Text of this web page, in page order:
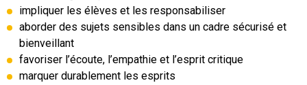
impliquer les élèves et les responsabiliser
aborder des sujets sensibles dans un cadre sécurisé et
bienveillant
favoriser l’écoute, l’empathie et l’esprit critique
marquer durablement les esprits